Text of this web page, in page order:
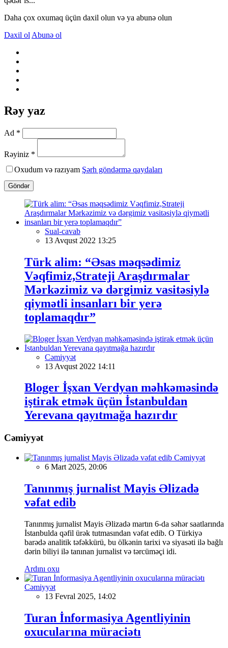
Daha çox oxumaq üçün daxil olun və ya abunə olun
Daxil ol Abunə ol
Rəy yaz
Ad *
Rəyiniz *
Oxudum və razıyam Şərh göndərmə qaydaları
Göndər
Sual-cavab
13 Avqust 2022 13:25
Türk alim: “Əsas məqsədimiz
Vəqfimiz,Strateji Araşdırmalar
Mərkəzimiz və dərgimiz vasitəsiylə
qiymətli insanları bir yerə
toplamaqdır”
Cəmiyyət
13 Avqust 2022 14:11
Bloger İşxan Verdyan məhkəməsində
iştirak etmək üçün İstanbuldan
Yerevana qayıtmağa hazırdır
Cəmiyyət
Cəmiyyət
6 Mart 2025, 20:06
Tanınmış jurnalist Mayis Əlizadə
vəfat edib
Tanınmış jurnalist Mayis Əlizadə martın 6-da səhər saatlarında
İstanbulda qəfil ürək tutmasından vəfat edib. O Türkiyə
barədə analitik təfəkkürü, bu ölkənin tarixi və siyasəti ilə bağlı
dərin biliyi ilə tanınan jurnalist və tərcüməçi idi.
Ardını oxu
Cəmiyyət
13 Fevral 2025, 14:02
Turan İnformasiya Agentliyinin
oxucularına müraciətı